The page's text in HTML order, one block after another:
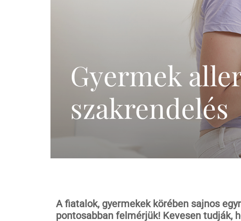
Meddőségi genetikai
edukáció (termékenység,
IVF külföldön
Gyermek
szakrendelés
A fiatalok, gyermekek körében sajnos
pontosabban felmérjük! Kevesen tudják,